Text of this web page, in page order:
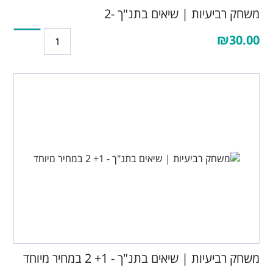
משחק רביעיות | שיאים בתנ"ך -2
₪30.00
משחק רביעיות | שיאים בתנ"ך - 1+ 2 במחיר מיוחד